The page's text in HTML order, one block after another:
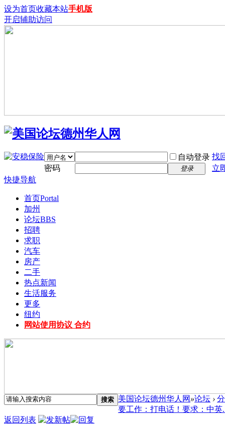
设为首页收藏本站手机版
开启辅助访问
自动登录 找
密码
登录
立
快捷导航
首页Portal
加州
论坛BBS
招聘
求职
汽车
房产
二手
热点新闻
生活服务
更多
纽约
网站使用协议 合约
搜索 美国论坛德州华人网 »论坛 ›
要工作：打电话！要求：中英
返回列表